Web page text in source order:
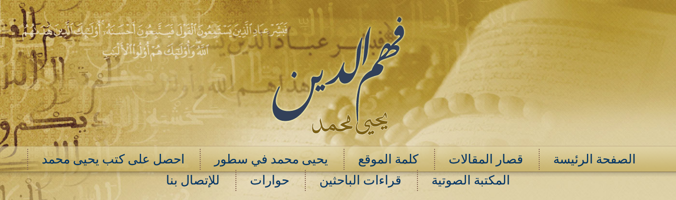
الصفحة الرئيسة قصار المقالات كلمة الموقع يحيى محمد في سطور
احصل على كتب يحيى محمد
المكتبة الصوتية
قراءات الباحثين حوارات للإتصال بنا